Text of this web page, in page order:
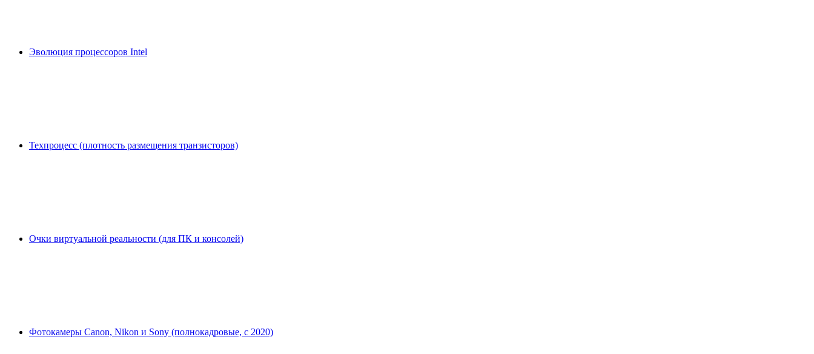
Эволюция процессоров Intel
Техпроцесс (плотность размещения транзисторов)
Очки виртуальной реальности (для ПК и консолей)
Фотокамеры Canon, Nikon и Sony (полнокадровые, с 2020)